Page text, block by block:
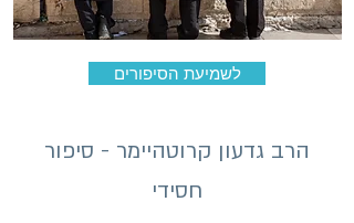
לשמיעת הסיפורים
הרב גדעון קרוטהיימר - סיפור
חסידי